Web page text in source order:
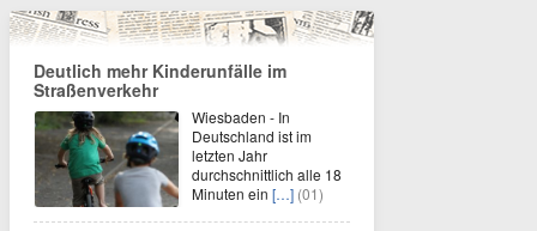
Deutlich mehr Kinderunfälle im
Straßenverkehr
Wiesbaden - In
Deutschland ist im
letzten Jahr
durchschnittlich alle 18
Minuten ein […] (01)